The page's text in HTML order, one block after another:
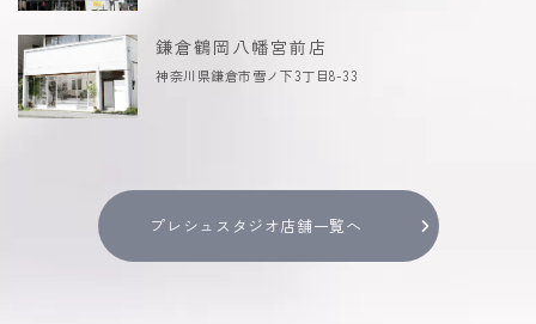
鎌倉鶴岡八幡宮前店
神奈川県鎌倉市雪ノ下3丁目8-33
プレシュスタジオ店舗一覧へ